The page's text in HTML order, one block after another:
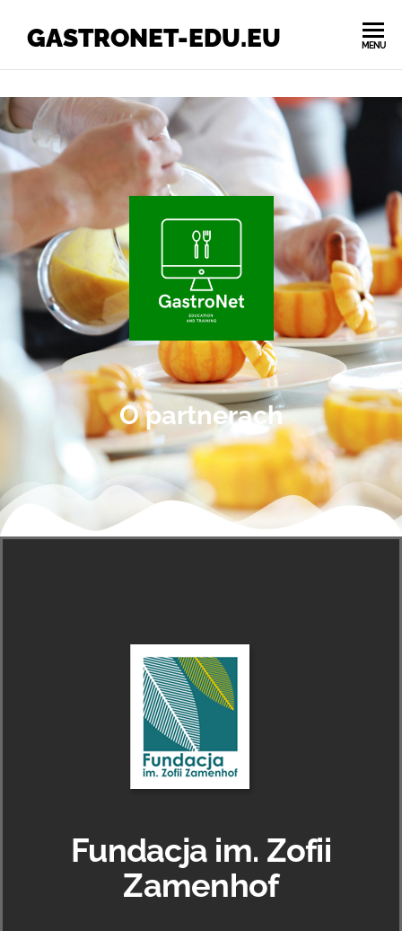
GASTRONET-EDU.EU MENU
O partnerach
Fundacja im. Zofii
Zamenhof